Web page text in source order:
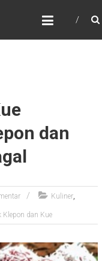
dan
Kuliner,
Klepon dan Kue